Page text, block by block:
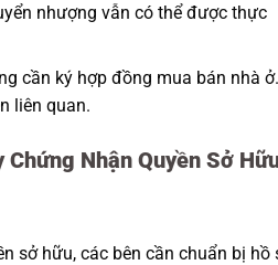
nhượng vẫn có thể được thực
cần ký hợp đồng mua bán nhà ở.
liên quan.
Nhận Quyền Sở
sở hữu, các bên cần chuẩn bị hồ